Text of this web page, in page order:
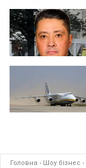
Головна › Шоу бізнес ›